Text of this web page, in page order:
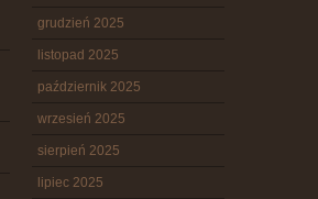
grudzień 2025
listopad 2025
październik 2025
wrzesień 2025
sierpień 2025
lipiec 2025